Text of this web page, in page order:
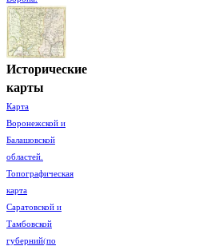
Исторические
карты
Карта
Воронежской и
Балашовской
областей.
Топографическая
карта
Саратовской и
Тамбовской
губерний(по